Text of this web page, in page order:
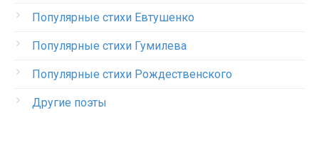
Популярные стихи Евтушенко
Популярные стихи Гумилева
Популярные стихи Рождественского
Другие поэты